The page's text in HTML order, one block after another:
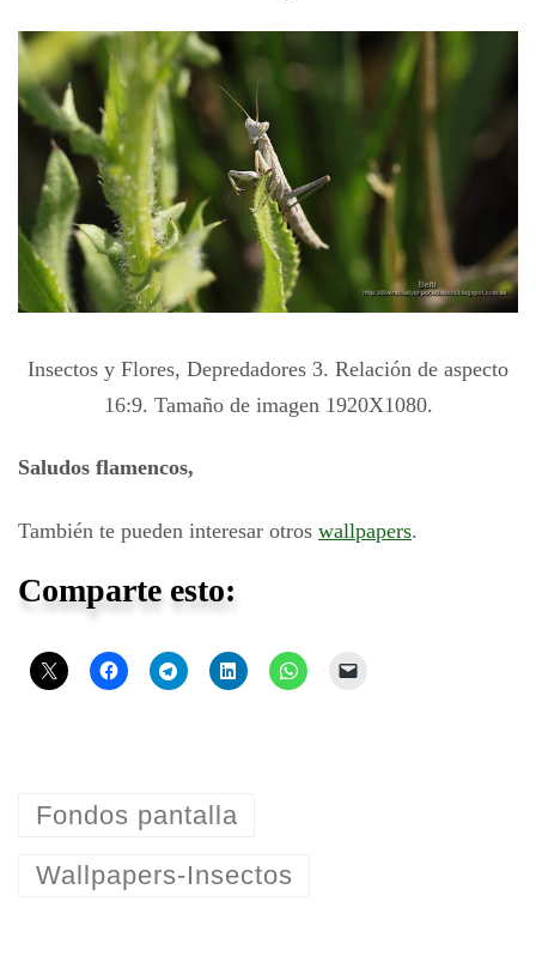
Insectos y Flores, Depredadores 3. Relación de aspecto
16:9. Tamaño de imagen 1920X1080.
Saludos flamencos,
También te pueden interesar otros wallpapers.
Comparte esto:
Fondos pantalla
Wallpapers-Insectos